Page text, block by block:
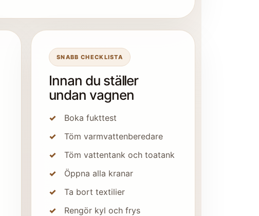
SNABB CHECKLISTA
Innan du ställer
undan vagnen
Boka fukttest
Töm varmvattenberedare
Töm vattentank och toatank
Öppna alla kranar
Ta bort textilier
Rengör kyl och frys